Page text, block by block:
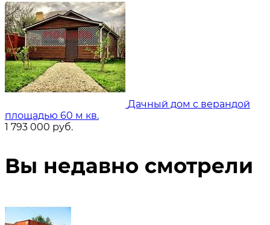
Дачный дом с верандой
площадью 60 м кв.
1 793 000 руб.
Вы недавно смотрели